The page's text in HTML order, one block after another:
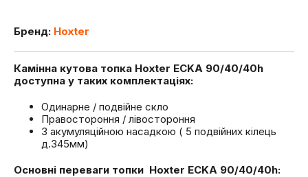
Бренд: Hoxter
Камінна кутова топка Hoxter ECKA 90/40/40h
доступна у таких комплектаціях:
Одинарне / подвійне скло
Правостороння / лівостороння
З акумуляційною насадкою ( 5 подвійних кілець
д.345мм)
Основні переваги топки Hoxter ECKA 90/40/40h: